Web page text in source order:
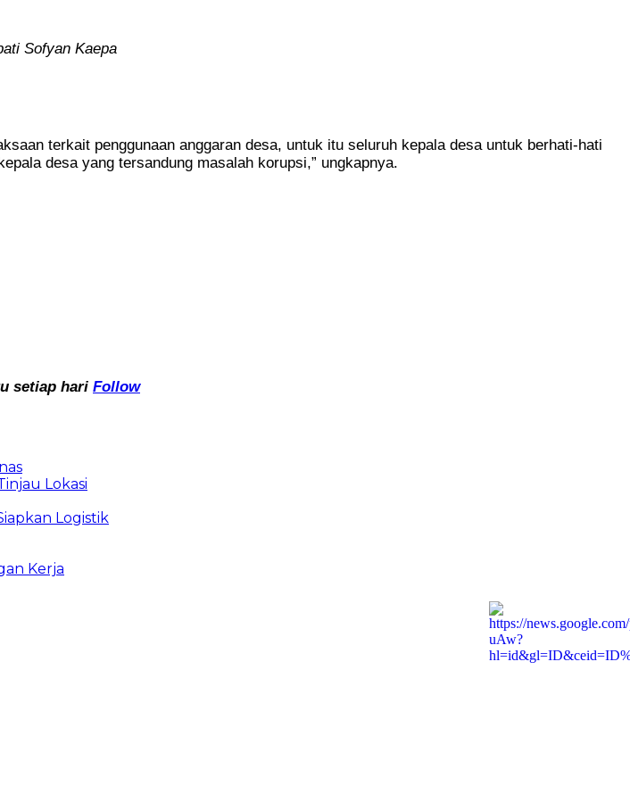
Sofyan Kaepa
terkait penggunaan anggaran desa, untuk itu seluruh kepala desa untuk berhati-hati
desa yang tersandung masalah korupsi,” ungkapnya.
setiap hari Follow
Lokasi
Logistik
Kerja